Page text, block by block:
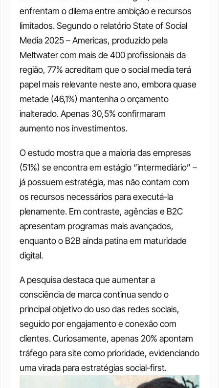
enfrentam o dilema entre ambição e recursos
limitados. Segundo o relatório State of Social
Media 2025 – Americas, produzido pela
Meltwater com mais de 400 profissionais da
região, 77% acreditam que o social media terá
papel mais relevante neste ano, embora quase
metade (46,1%) mantenha o orçamento
inalterado. Apenas 30,5% confirmaram
aumento nos investimentos.
O estudo mostra que a maioria das empresas
(51%) se encontra em estágio “intermediário” –
já possuem estratégia, mas não contam com
os recursos necessários para executá-la
plenamente. Em contraste, agências e B2C
apresentam programas mais avançados,
enquanto o B2B ainda patina em maturidade
digital.
A pesquisa destaca que aumentar a
consciência de marca continua sendo o
principal objetivo do uso das redes sociais,
seguido por engajamento e conexão com
clientes. Curiosamente, apenas 20% apontam
tráfego para site como prioridade, evidenciando
uma virada para estratégias social-first.